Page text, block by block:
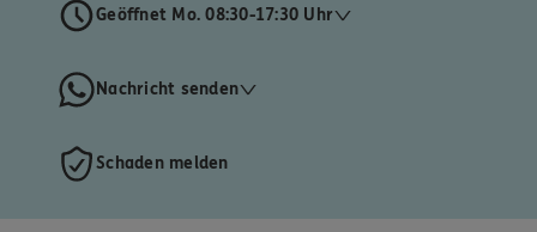
Geöffnet Mo. 08:30-17:30 Uhr
Nachricht senden
Schaden melden